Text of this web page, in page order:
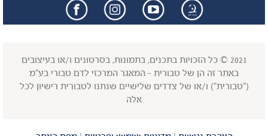
2021 © כל הזכויות בתכנים, בתמונות, בסרטונים ו/או בעיצובים
באתר זה הן של טבורית - המאגר המרכזי לדם טבורי בע"מ
("טבורית") ו/או של צדדים שלישיים שנתנו לטבורית רישיון לכל
אלה